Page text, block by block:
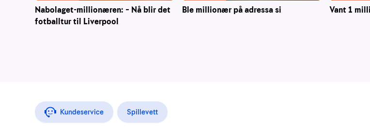
Nabolaget-millionæren: – Nå blir det
fotballtur til Liverpool
Ble millionær på adressa si Vant 1
Kundeservice Spillevett